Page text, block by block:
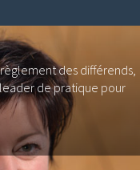
des différends,
de pratique pour